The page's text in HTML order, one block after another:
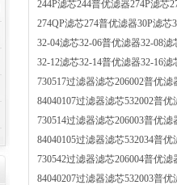
244P滤芯244普优滤器274P滤芯
274QP滤芯274普优滤器30P滤芯
32-04滤芯32-06普优滤器32-08滤
32-12滤芯32-14普优滤器32-16滤
730517过滤器滤芯206002普优滤
84040107过滤器滤芯532002普优
730514过滤器滤芯206003普优滤
84040105过滤器滤芯532034普
730542过滤器滤芯206004普优滤
84040207过滤器滤芯532003普优